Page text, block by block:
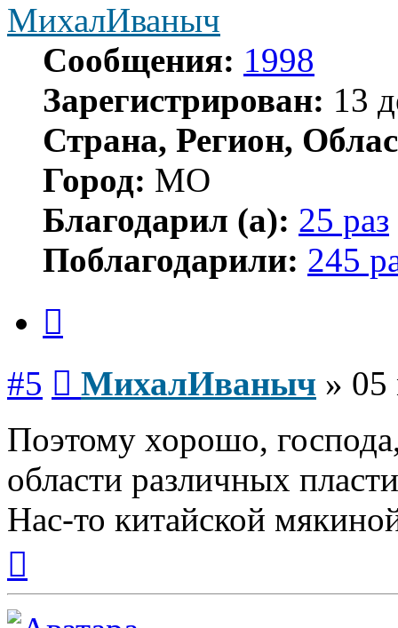
МихалИваныч
Сообщения: 1998
Зарегистрирован: 13
Страна, Регион,
Город: МО
Благодарил (а): 25 раз
Поблагодарили: 245
#5 МихалИваныч » 05
Поэтому хорошо,
области различных
Нас-то китайской
началу